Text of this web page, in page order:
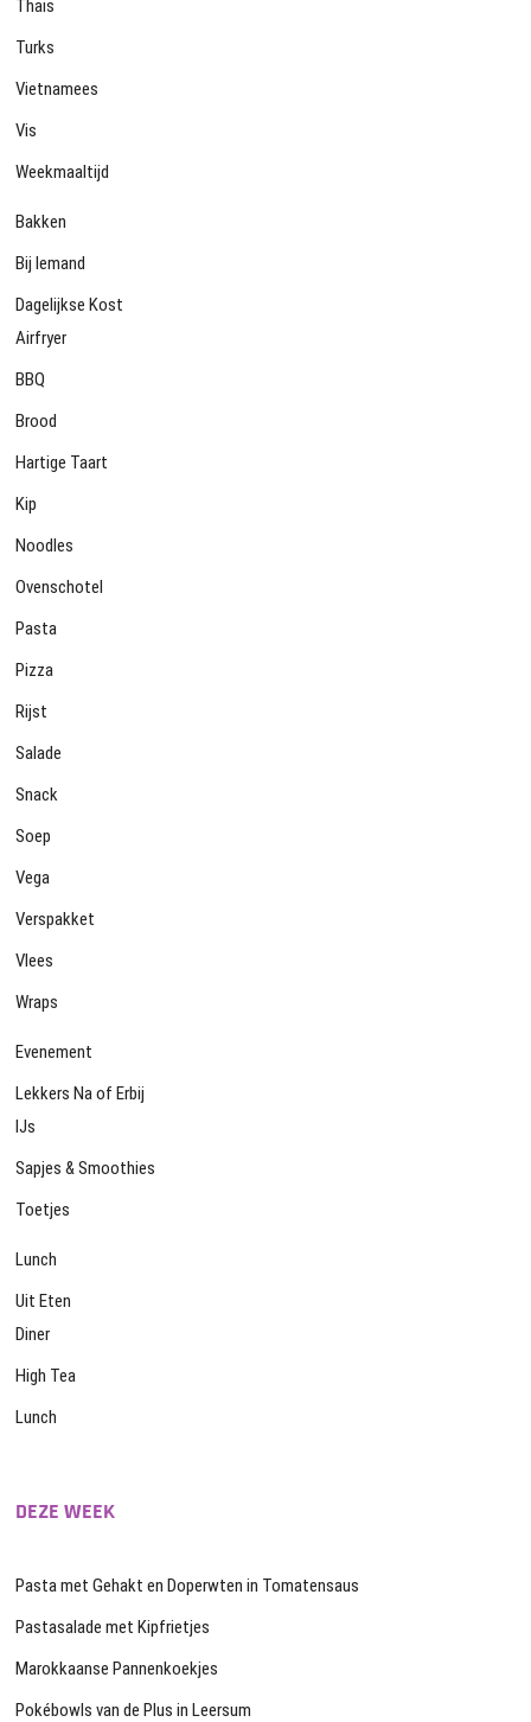
Thais
Turks
Vietnamees
Vis
Weekmaaltijd
Bakken
Bij Iemand
Dagelijkse Kost
Airfryer
BBQ
Brood
Hartige Taart
Kip
Noodles
Ovenschotel
Pasta
Pizza
Rijst
Salade
Snack
Soep
Vega
Verspakket
Vlees
Wraps
Evenement
Lekkers Na of Erbij
IJs
Sapjes & Smoothies
Toetjes
Lunch
Uit Eten
Diner
High Tea
Lunch
DEZE WEEK
Pasta met Gehakt en Doperwten in Tomatensaus
Pastasalade met Kipfrietjes
Marokkaanse Pannenkoekjes
Pokébowls van de Plus in Leersum